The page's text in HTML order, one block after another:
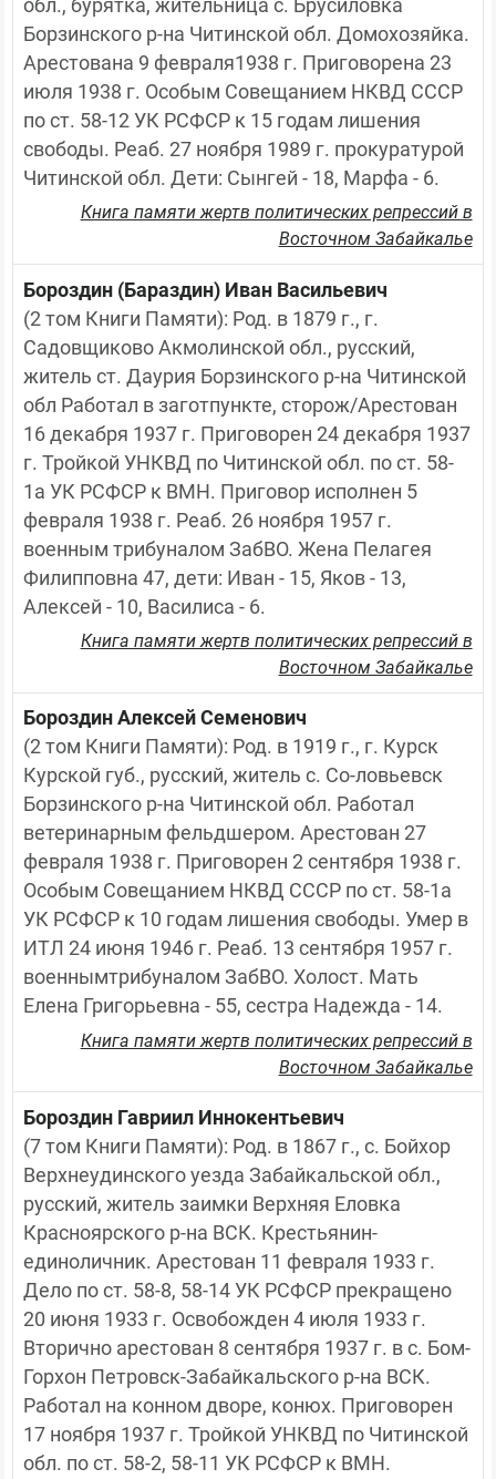
обл., бурятка, жительница с. Брусиловка
Борзинского р-на Читинской обл. Домохозяйка.
Арестована 9 февраля1938 г. Приговорена 23
июля 1938 г. Особым Совещанием НКВД СССР
по ст. 58-12 УК РСФСР к 15 годам лишения
свободы. Реаб. 27 ноября 1989 г. прокуратурой
Читинской обл. Дети: Сынгей - 18, Марфа - 6.
Книга памяти жертв политических репрессий в
Восточном Забайкалье
Бороздин (Бараздин) Иван Васильевич
(2 том Книги Памяти): Род. в 1879 г., г.
Садовщиково Акмолинской обл., русский,
житель ст. Даурия Борзинского р-на Читинской
обл Работал в заготпункте, сторож/Арестован
16 декабря 1937 г. Приговорен 24 декабря 1937
г. Тройкой УНКВД по Читинской обл. по ст. 58-
1а УК РСФСР к ВМН. Приговор исполнен 5
февраля 1938 г. Реаб. 26 ноября 1957 г.
военным трибуналом ЗабВО. Жена Пелагея
Филипповна 47, дети: Иван - 15, Яков - 13,
Алексей - 10, Василиса - 6.
Книга памяти жертв политических репрессий в
Восточном Забайкалье
Бороздин Алексей Семенович
(2 том Книги Памяти): Род. в 1919 г., г. Курск
Курской губ., русский, житель с. Со-ловьевск
Борзинского р-на Читинской обл. Работал
ветеринарным фельдшером. Арестован 27
февраля 1938 г. Приговорен 2 сентября 1938 г.
Особым Совещанием НКВД СССР по ст. 58-1а
УК РСФСР к 10 годам лишения свободы. Умер в
ИТЛ 24 июня 1946 г. Реаб. 13 сентября 1957 г.
военнымтрибуналом ЗабВО. Холост. Мать
Елена Григорьевна - 55, сестра Надежда - 14.
Книга памяти жертв политических репрессий в
Восточном Забайкалье
Бороздин Гавриил Иннокентьевич
(7 том Книги Памяти): Род. в 1867 г., с. Бойхор
Верхнеудинского уезда Забайкальской обл.,
русский, житель заимки Верхняя Еловка
Красноярского р-на ВСК. Крестьянин-
единоличник. Арестован 11 февраля 1933 г.
Дело по ст. 58-8, 58-14 УК РСФСР прекращено
20 июня 1933 г. Освобожден 4 июля 1933 г.
Вторично арестован 8 сентября 1937 г. в с. Бом-
Горхон Петровск-Забайкальского р-на ВСК.
Работал на конном дворе, конюх. Приговорен
17 ноября 1937 г. Тройкой УНКВД по Читинской
обл. по ст. 58-2, 58-11 УК РСФСР к ВМН.